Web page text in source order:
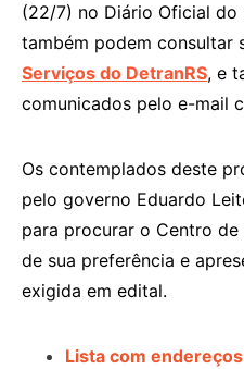
(22/7) no Diário Oficial do
também podem consultar
Serviços do DetranRS, e
comunicados pelo e-mail
Os contemplados deste
pelo governo Eduardo
para procurar o Centro
de sua preferência e
exigida em edital.
Lista com